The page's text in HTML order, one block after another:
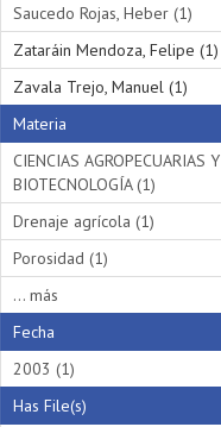
Saucedo Rojas, Heber (1)
Zataráin Mendoza, Felipe (1)
Zavala Trejo, Manuel (1)
Materia
CIENCIAS AGROPECUARIAS Y
BIOTECNOLOGÍA (1)
Drenaje agrícola (1)
Porosidad (1)
... más
Fecha
2003 (1)
Has File(s)